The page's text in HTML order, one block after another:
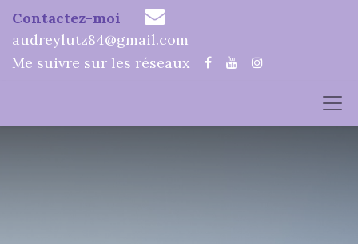
Contactez-moi
audreylutz84@gmail.com
Me suivre sur les réseaux